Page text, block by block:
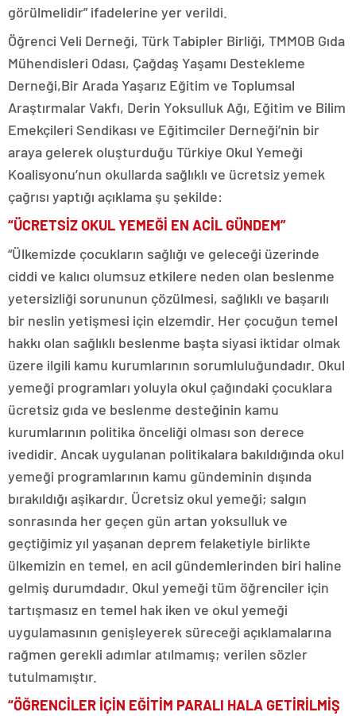
görülmelidir” ifadelerine yer verildi.
Öğrenci Veli Derneği, Türk Tabipler Birliği, TMMOB Gıda
Mühendisleri Odası, Çağdaş Yaşamı Destekleme
Derneği,Bir Arada Yaşarız Eğitim ve Toplumsal
Araştırmalar Vakfı, Derin Yoksulluk Ağı, Eğitim ve Bilim
Emekçileri Sendikası ve Eğitimciler Derneği’nin bir
araya gelerek oluşturduğu Türkiye Okul Yemeği
Koalisyonu’nun okullarda sağlıklı ve ücretsiz yemek
çağrısı yaptığı açıklama şu şekilde:
“ÜCRETSİZ OKUL YEMEĞİ EN ACİL GÜNDEM”
“Ülkemizde çocukların sağlığı ve geleceği üzerinde
ciddi ve kalıcı olumsuz etkilere neden olan beslenme
yetersizliği sorununun çözülmesi, sağlıklı ve başarılı
bir neslin yetişmesi için elzemdir. Her çocuğun temel
hakkı olan sağlıklı beslenme başta siyasi iktidar olmak
üzere ilgili kamu kurumlarının sorumluluğundadır. Okul
yemeği programları yoluyla okul çağındaki çocuklara
ücretsiz gıda ve beslenme desteğinin kamu
kurumlarının politika önceliği olması son derece
ivedidir. Ancak uygulanan politikalara bakıldığında okul
yemeği programlarının kamu gündeminin dışında
bırakıldığı aşikardır. Ücretsiz okul yemeği; salgın
sonrasında her geçen gün artan yoksulluk ve
geçtiğimiz yıl yaşanan deprem felaketiyle birlikte
ülkemizin en temel, en acil gündemlerinden biri haline
gelmiş durumdadır. Okul yemeği tüm öğrenciler için
tartışmasız en temel hak iken ve okul yemeği
uygulamasının genişleyerek süreceği açıklamalarına
rağmen gerekli adımlar atılmamış; verilen sözler
tutulmamıştır.
“ÖĞRENCİLER İÇİN EĞİTİM PARALI HALA GETİRİLMİŞ